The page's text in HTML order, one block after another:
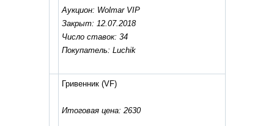
Аукцион: Wolmar VIP
Закрыт: 12.07.2018
Число ставок: 34
Покупатель: Luchik
Гривенник(VF)
Итоговая цена: 2630